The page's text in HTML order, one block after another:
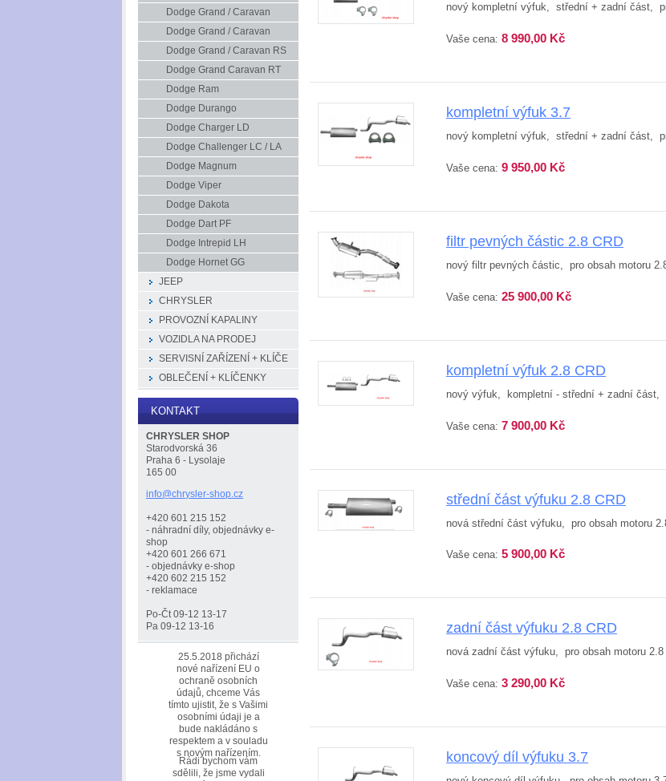
nový kompletní výfuk, střední + zadní část,
Vaše cena: 8 990,00 Kč
kompletní výfuk 3.7
nový kompletní výfuk, střední + zadní část,
Vaše cena: 9 950,00 Kč
filtr pevných částic 2.8 CRD
nový filtr pevných částic, pro obsah motoru
Vaše cena: 25 900,00 Kč
kompletní výfuk 2.8 CRD
nový výfuk, kompletní - střední + zadní část,
Vaše cena: 7 900,00 Kč
střední část výfuku 2.8 CRD
nová střední část výfuku, pro obsah motoru
Vaše cena: 5 900,00 Kč
zadní část výfuku 2.8 CRD
nová zadní část výfuku, pro obsah motoru 2.8
Vaše cena: 3 290,00 Kč
koncový díl výfuku 3.7
Dodge Grand / Caravan
Dodge Grand / Caravan
Dodge Grand / Caravan RS
Dodge Grand Caravan RT
Dodge Ram
Dodge Durango
Dodge Charger LD
Dodge Challenger LC / LA
Dodge Magnum
Dodge Viper
Dodge Dakota
Dodge Dart PF
Dodge Intrepid LH
Dodge Hornet GG
JEEP
CHRYSLER
PROVOZNÍ KAPALINY
VOZIDLA NA PRODEJ
SERVISNÍ ZAŘÍZENÍ + KLÍČE
OBLEČENÍ + KLÍČENKY
KONTAKT
CHRYSLER SHOP
Starodvorská 36
Praha 6 - Lysolaje
165 00
info@chrysler-shop.cz
+420 601 215 152
- náhradní díly, objednávky e-
shop
+420 601 266 671
- objednávky e-shop
+420 602 215 152
- reklamace
Po-Čt 09-12 13-17
Pa 09-12 13-16
25.5.2018 přichází
nové nařízení EU o
ochraně osobních
údajů, chceme Vás
tímto ujistit, že s Vašimi
osobními údaji je a
bude nakládáno s
respektem a v souladu
s novým nařízením.
Rádi bychom vám
sdělili, že jsme vydali